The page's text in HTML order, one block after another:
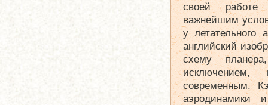
своей работе
важнейшим
у летательного
английский
схему
исключением,
современным.
аэродинамики